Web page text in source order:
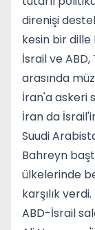
direnişi
kesin bir dille
İsrail ve
arasında
İran'a askeri
İran da
Suudi
Bahreyn
ülkelerinde
karşılık verdi.
ABD-İsrail